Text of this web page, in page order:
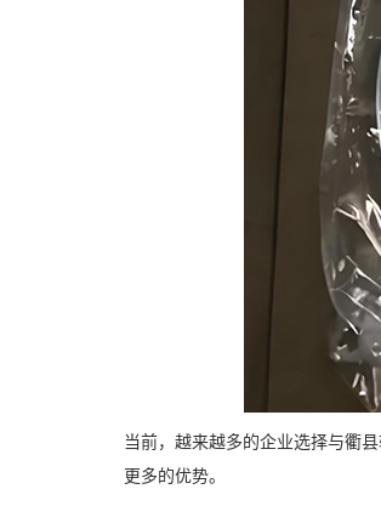
当前，越来越多的企业选择与衢
更多的优势。